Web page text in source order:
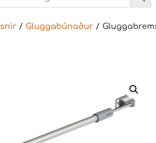
/ Gluggabúnaður /